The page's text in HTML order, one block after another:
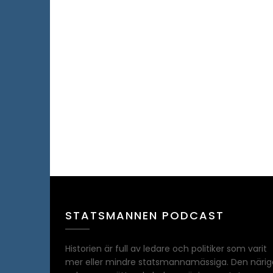
STATSMANNEN PODCAST
Historien är full av ledare och politiker som varit
mer eller mindre statsmannamässiga. Den